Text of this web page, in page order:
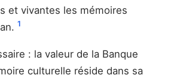
et vivantes les mémoires
1
: la valeur de la Banque
culturelle réside dans sa